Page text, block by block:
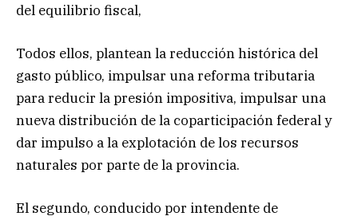
del equilibrio fiscal,
Todos ellos, plantean la reducción histórica del
gasto público, impulsar una reforma tributaria
para reducir la presión impositiva, impulsar una
nueva distribución de la coparticipación federal y
dar impulso a la explotación de los recursos
naturales por parte de la provincia.
El segundo, conducido por intendente de